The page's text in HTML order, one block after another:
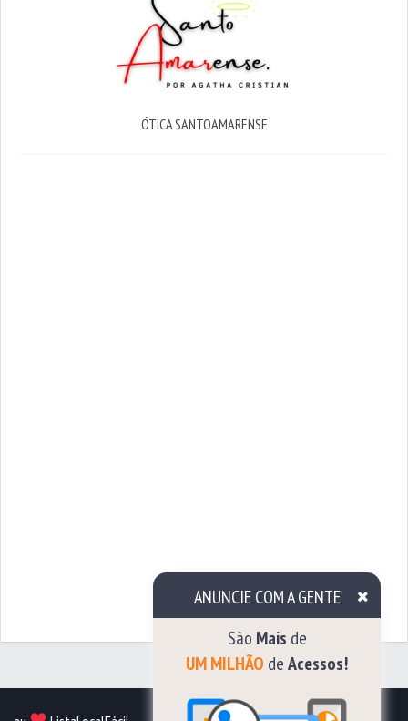
ANUNCIE COM A GENTE
de
MILHÃO
ÓTICA SANTOAMARENSE